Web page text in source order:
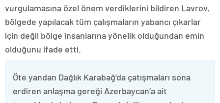
vurgulamasına özel önem verdiklerini bildiren Lavrov,
bölgede yapılacak tüm çalışmaların yabancı çıkarlar
için değil bölge insanlarına yönelik olduğundan emin
olduğunu ifade etti.
Öte yandan Dağlık Karabağ’da çatışmaları sona
erdiren anlaşma gereği Azerbaycan’a ait